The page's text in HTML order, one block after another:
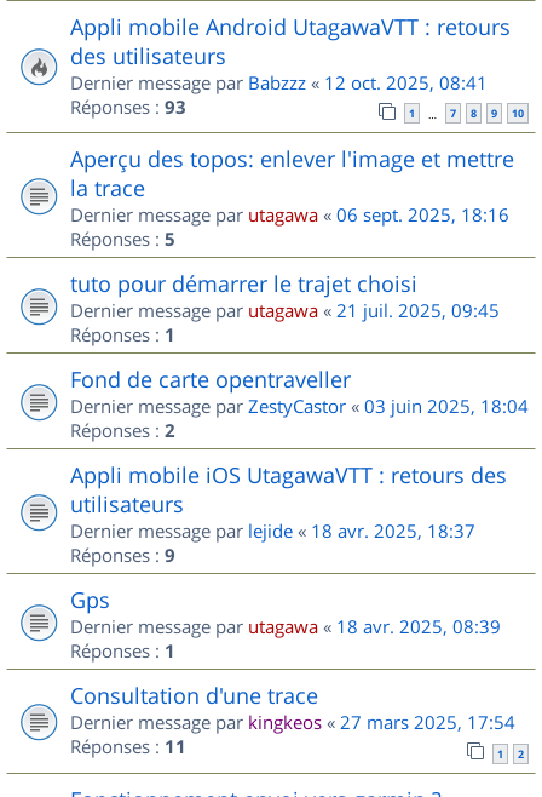
Appli mobile Android UtagawaVTT : retours
des utilisateurs
Dernier message par Babzzz « 12 oct. 2025, 08:41
Réponses : 93 1 … 7 8 9 10
Aperçu des topos: enlever l'image et mettre
la trace
Dernier message par utagawa « 06 sept. 2025, 18:16
Réponses : 5
tuto pour démarrer le trajet choisi
Dernier message par utagawa « 21 juil. 2025, 09:45
Réponses : 1
Fond de carte opentraveller
Dernier message par ZestyCastor « 03 juin 2025, 18:04
Réponses : 2
Appli mobile iOS UtagawaVTT : retours des
utilisateurs
Dernier message par lejide « 18 avr. 2025, 18:37
Réponses : 9
Gps
Dernier message par utagawa « 18 avr. 2025, 08:39
Réponses : 1
Consultation d'une trace
Dernier message par kingkeos « 27 mars 2025, 17:54
Réponses : 11 1 2